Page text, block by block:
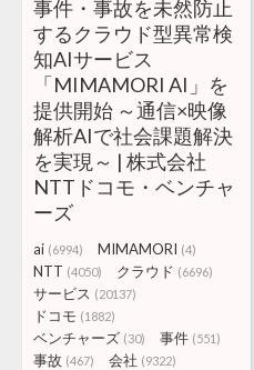
事件・事故を未然防止
するクラウド型異常検
知AIサービス
「MIMAMORI AI」を
提供開始 ～通信×映像
解析AIで社会課題解決
を実現～ | 株式会社
NTTドコモ・ベンチャ
ーズ
ai (6994) MIMAMORI (4)
NTT (4050) クラウド (6696)
サービス (20137)
ドコモ (1882)
ベンチャーズ (30) 事件 (551)
事故 (467) 会社 (9322)